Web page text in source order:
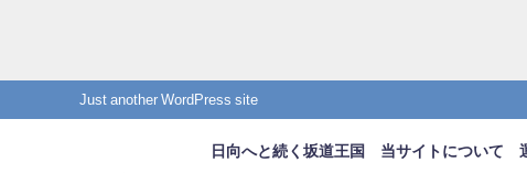
Just another WordPress site
日向へと続く坂道王国 当サイトについて